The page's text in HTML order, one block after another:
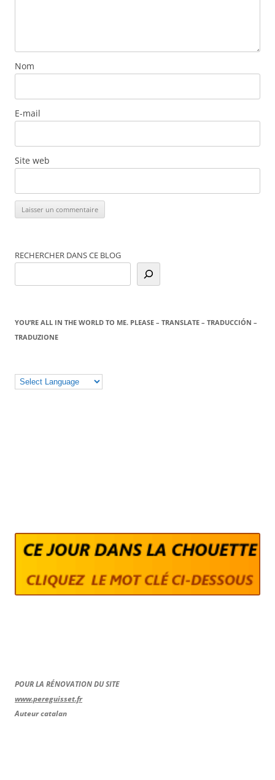
Nom
E-mail
Site web
RECHERCHER DANS CE BLOG
YOU’RE ALL IN THE WORLD TO ME. PLEASE – TRANSLATE – TRADUCCIÓN –
TRADUZIONE
POUR LA RÉNOVATION DU SITE
www.pereguisset.fr
Auteur catalan